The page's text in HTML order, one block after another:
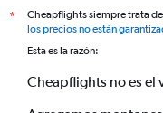
*
Cheapflights siempre trata
los precios no están
Esta es la razón:
Cheapflights no es el